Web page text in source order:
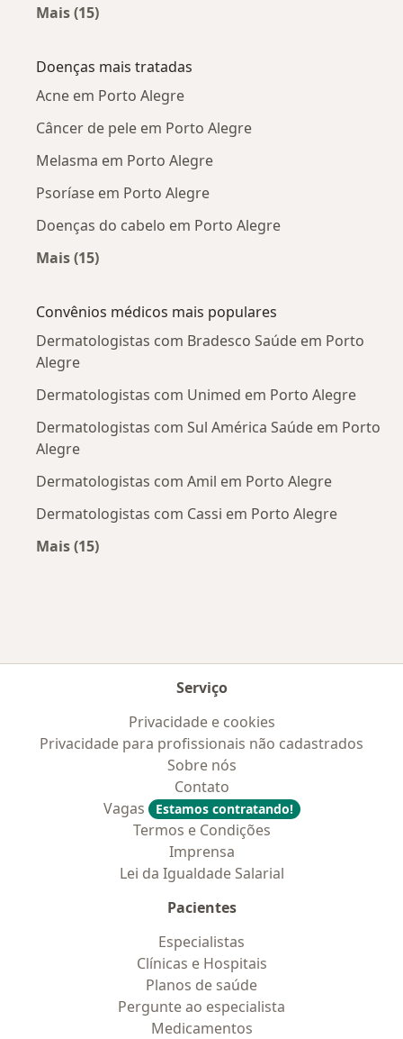
Mais (15)
Doenças mais tratadas
Acne em Porto Alegre
Câncer de pele em Porto Alegre
Melasma em Porto Alegre
Psoríase em Porto Alegre
Doenças do cabelo em Porto Alegre
Mais (15)
Convênios médicos mais populares
Dermatologistas com Bradesco Saúde em Porto
Alegre
Dermatologistas com Unimed em Porto Alegre
Dermatologistas com Sul América Saúde em Porto
Alegre
Dermatologistas com Amil em Porto Alegre
Dermatologistas com Cassi em Porto Alegre
Mais (15)
Serviço
Privacidade e cookies
Privacidade para profissionais não cadastrados
Sobre nós
Contato
Vagas
Estamos contratando!
Termos e Condições
Imprensa
Lei da Igualdade Salarial
Pacientes
Especialistas
Clínicas e Hospitais
Planos de saúde
Pergunte ao especialista
Medicamentos